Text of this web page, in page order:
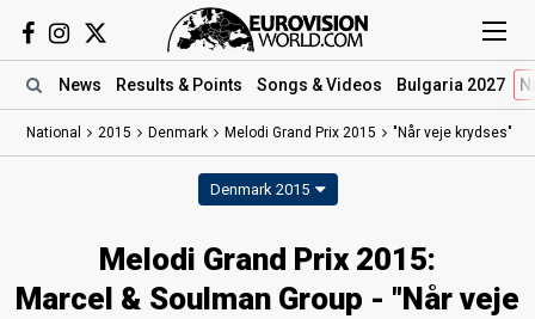
News Results & Points Songs & Videos Bulgaria 2027
National 2015 Denmark Melodi Grand Prix 2015 "Når veje krydses"
Denmark 2015
Melodi Grand Prix 2015:
Marcel & Soulman Group - "Når veje